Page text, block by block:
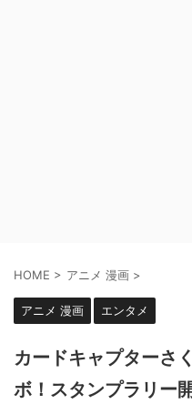
HOME > アニメ 漫画 >
アニメ 漫画 エンタメ
カードキャプターさ
ボ！スタンプラリー